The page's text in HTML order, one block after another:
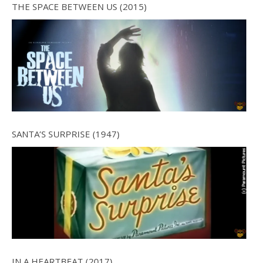
THE SPACE BETWEEN US (2015)
SANTA’S SURPRISE (1947)